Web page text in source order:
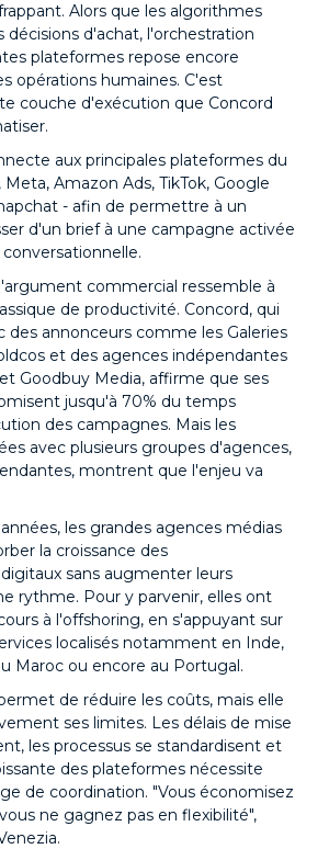
Alors que les algorithmes
décisions d'achat, l'orchestration
plateformes repose encore
opérations humaines. C'est
couche d'exécution que Concord
aux principales plateformes du
Amazon Ads, TikTok, Google
- afin de permettre à un
d'un brief à une campagne activée
commercial ressemble à
de productivité. Concord, qui
des annonceurs comme les Galeries
et des agences indépendantes
Goodbuy Media, affirme que ses
jusqu'à 70% du temps
des campagnes. Mais les
avec plusieurs groupes d'agences,
montrent que l'enjeu va
les grandes agences médias
la croissance des
sans augmenter leurs
rythme. Pour y parvenir, elles ont
à l'offshoring, en s'appuyant sur
localisés notamment en Inde,
Maroc ou encore au Portugal.
de réduire les coûts, mais elle
ses limites. Les délais de mise
les processus se standardisent et
des plateformes nécessite
de coordination. "Vous économisez
ne gagnez pas en flexibilité",